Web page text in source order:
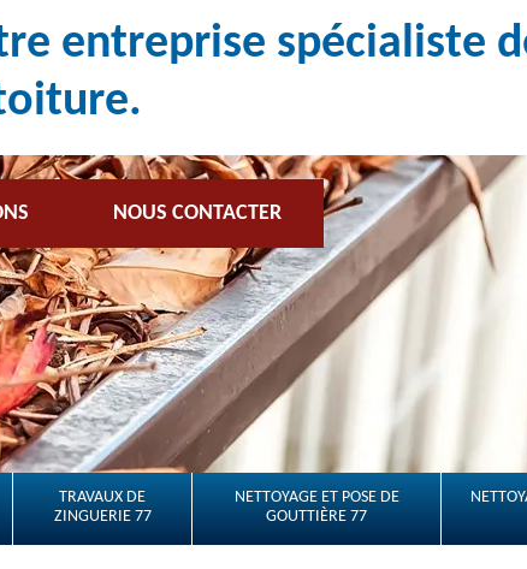
entreprise spécialiste
NOUS CONTACTER
TRAVAUX DE
ZINGUERIE 77
NETTOYAGE ET POSE DE
GOUTTIÈRE 77